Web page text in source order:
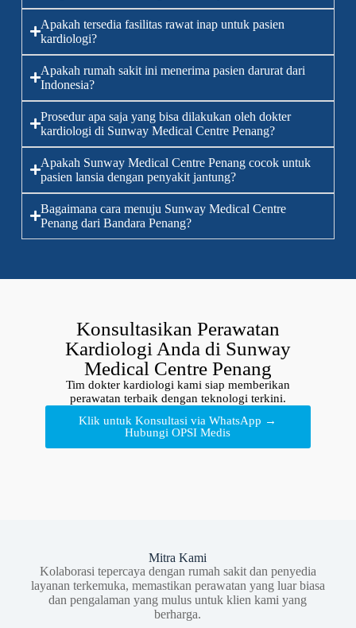
Apakah tersedia fasilitas rawat inap untuk pasien
kardiologi?
Apakah rumah sakit ini menerima pasien darurat dari
Indonesia?
Prosedur apa saja yang bisa dilakukan oleh dokter
kardiologi di Sunway Medical Centre Penang?
Apakah Sunway Medical Centre Penang cocok untuk
pasien lansia dengan penyakit jantung?
Bagaimana cara menuju Sunway Medical Centre
Penang dari Bandara Penang?
Konsultasikan Perawatan
Kardiologi Anda di Sunway
Medical Centre Penang
Tim dokter kardiologi kami siap memberikan
perawatan terbaik dengan teknologi terkini.
Klik untuk Konsultasi via WhatsApp →
Hubungi OPSI Medis
Mitra Kami
Kolaborasi tepercaya dengan rumah sakit dan penyedia
layanan terkemuka, memastikan perawatan yang luar biasa
dan pengalaman yang mulus untuk klien kami yang
berharga.